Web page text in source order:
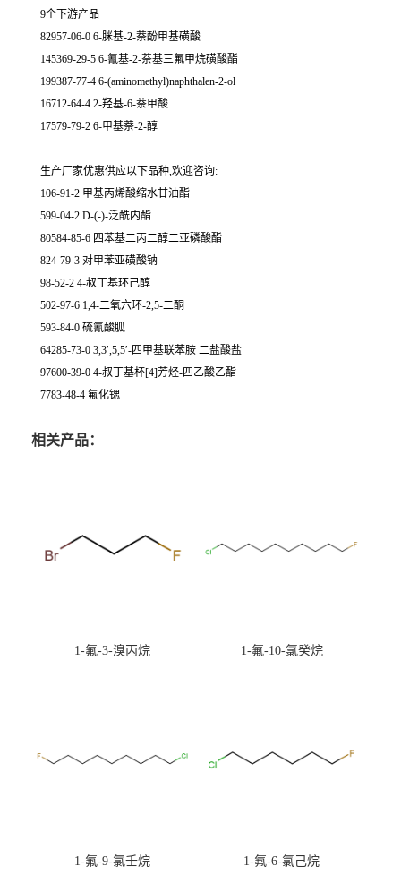
9个下游产品
82957-06-0 6-脒基-2-萘酚甲基磺酸
145369-29-5 6-氰基-2-萘基三氟甲烷磺酸酯
199387-77-4 6-(aminomethyl)naphthalen-2-ol
16712-64-4 2-羟基-6-萘甲酸
17579-79-2 6-甲基萘-2-醇
生产厂家优惠供应以下品种,欢迎咨询:
106-91-2 甲基丙烯酸缩水甘油酯
599-04-2 D-(-)-泛酰内酯
80584-85-6 四苯基二丙二醇二亚磷酸酯
824-79-3 对甲苯亚磺酸钠
98-52-2 4-叔丁基环己醇
502-97-6 1,4-二氧六环-2,5-二酮
593-84-0 硫氰酸胍
64285-73-0 3,3′,5,5′-四甲基联苯胺 二盐酸盐
97600-39-0 4-叔丁基杯[4]芳烃-四乙酸乙酯
7783-48-4 氟化锶
相关产品：
1-氟-3-溴丙烷 1-氟-10-氯癸烷
1-氟-9-氯壬烷 1-氟-6-氯己烷